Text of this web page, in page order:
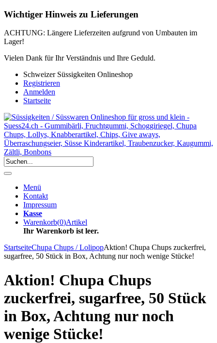
Wichtiger Hinweis zu Lieferungen
ACHTUNG: Längere Lieferzeiten aufgrund von Umbauten im
Lager!
Vielen Dank für Ihr Verständnis und Ihre Geduld.
Schweizer Süssigkeiten Onlineshop
Registrieren
Anmelden
Startseite
Menü
Kontakt
Impressum
Kasse
Warenkorb(0)Artikel
Ihr Warenkorb ist leer.
StartseiteChupa Chups / LolipopAktion! Chupa Chups zuckerfrei,
sugarfree, 50 Stück in Box, Achtung nur noch wenige Stücke!
Aktion! Chupa Chups
zuckerfrei, sugarfree, 50 Stück
in Box, Achtung nur noch
wenige Stücke!